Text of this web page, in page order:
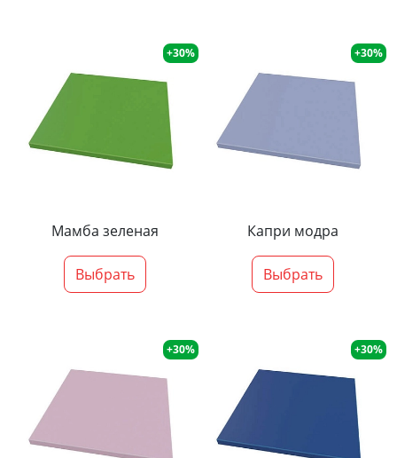
+30%
Мамба зеленая
Выбрать
+30%
Капри модра
Выбрать
+30% +30%